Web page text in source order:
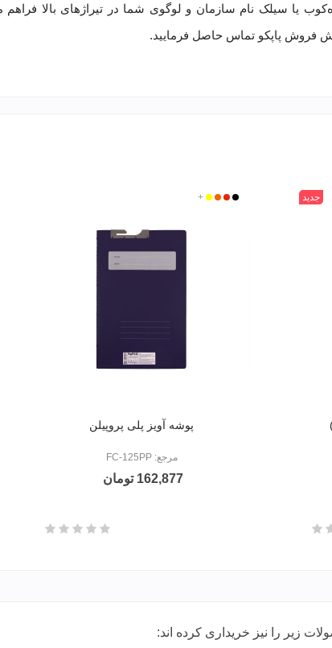
یا سیلک نام سازمان و لوگوی شما در تیراژهای بالا
فروش پاپکو تماس حاصل فرمایید.
جدید مشکی
قرمزنارنجی
زرد+
پوشه آویز پلی پروپیلن
مرجع: FC-125PP
162,877 تومان
زیر را نیز خریداری کرده اند: